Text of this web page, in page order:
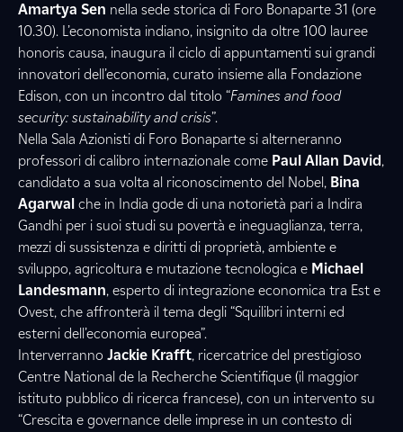
Amartya Sen nella sede storica di Foro Bonaparte 31 (ore
10.30). L’economista indiano, insignito da oltre 100 lauree
honoris causa, inaugura il ciclo di appuntamenti sui grandi
innovatori dell’economia, curato insieme alla Fondazione
Edison, con un incontro dal titolo “Famines and food
security: sustainability and crisis”.
Nella Sala Azionisti di Foro Bonaparte si alterneranno
professori di calibro internazionale come Paul Allan David,
candidato a sua volta al riconoscimento del Nobel, Bina
Agarwal che in India gode di una notorietà pari a Indira
Gandhi per i suoi studi su povertà e ineguaglianza, terra,
mezzi di sussistenza e diritti di proprietà, ambiente e
sviluppo, agricoltura e mutazione tecnologica e Michael
Landesmann, esperto di integrazione economica tra Est e
Ovest, che affronterà il tema degli “Squilibri interni ed
esterni dell’economia europea”.
Interverranno Jackie Krafft, ricercatrice del prestigioso
Centre National de la Recherche Scientifique (il maggior
istituto pubblico di ricerca francese), con un intervento su
“Crescita e governance delle imprese in un contesto di